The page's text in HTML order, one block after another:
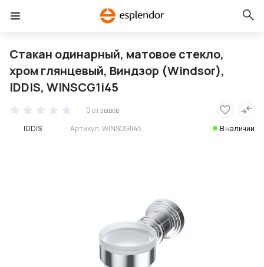
Стакан одинарный, матовое стекло,
хром глянцевый, Виндзор (Windsor),
IDDIS, WINSCG1i45
0 отзывов
IDDIS
Артикул:WINSCG1i45 В наличии